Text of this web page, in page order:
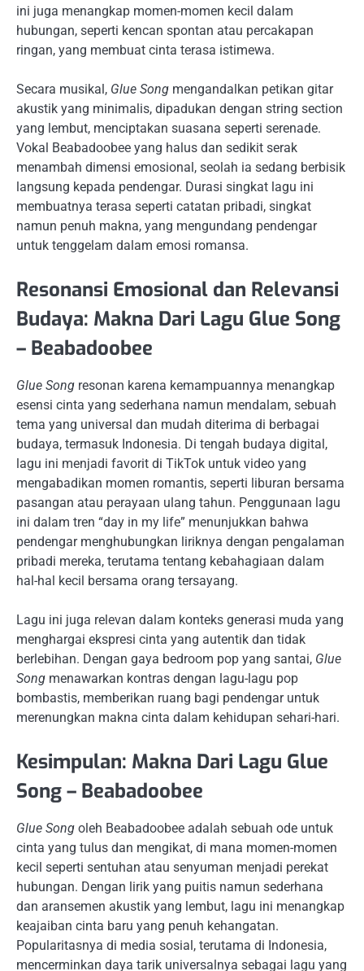
ini juga menangkap momen-momen kecil dalam
hubungan, seperti kencan spontan atau percakapan
ringan, yang membuat cinta terasa istimewa.
Secara musikal, Glue Song mengandalkan petikan gitar
akustik yang minimalis, dipadukan dengan string section
yang lembut, menciptakan suasana seperti serenade.
Vokal Beabadoobee yang halus dan sedikit serak
menambah dimensi emosional, seolah ia sedang berbisik
langsung kepada pendengar. Durasi singkat lagu ini
membuatnya terasa seperti catatan pribadi, singkat
namun penuh makna, yang mengundang pendengar
untuk tenggelam dalam emosi romansa.
Resonansi Emosional dan Relevansi
Budaya: Makna Dari Lagu Glue Song
– Beabadoobee
Glue Song resonan karena kemampuannya menangkap
esensi cinta yang sederhana namun mendalam, sebuah
tema yang universal dan mudah diterima di berbagai
budaya, termasuk Indonesia. Di tengah budaya digital,
lagu ini menjadi favorit di TikTok untuk video yang
mengabadikan momen romantis, seperti liburan bersama
pasangan atau perayaan ulang tahun. Penggunaan lagu
ini dalam tren “day in my life” menunjukkan bahwa
pendengar menghubungkan liriknya dengan pengalaman
pribadi mereka, terutama tentang kebahagiaan dalam
hal-hal kecil bersama orang tersayang.
Lagu ini juga relevan dalam konteks generasi muda yang
menghargai ekspresi cinta yang autentik dan tidak
berlebihan. Dengan gaya bedroom pop yang santai, Glue
Song menawarkan kontras dengan lagu-lagu pop
bombastis, memberikan ruang bagi pendengar untuk
merenungkan makna cinta dalam kehidupan sehari-hari.
Kesimpulan: Makna Dari Lagu Glue
Song – Beabadoobee
Glue Song oleh Beabadoobee adalah sebuah ode untuk
cinta yang tulus dan mengikat, di mana momen-momen
kecil seperti sentuhan atau senyuman menjadi perekat
hubungan. Dengan lirik yang puitis namun sederhana
dan aransemen akustik yang lembut, lagu ini menangkap
keajaiban cinta baru yang penuh kehangatan.
Popularitasnya di media sosial, terutama di Indonesia,
mencerminkan daya tarik universalnya sebagai lagu yang